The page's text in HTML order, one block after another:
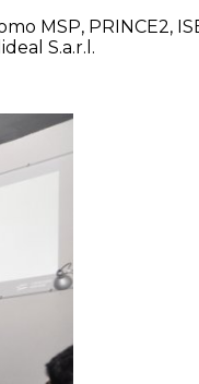
MSP, PRINCE2,
S.a.r.l.